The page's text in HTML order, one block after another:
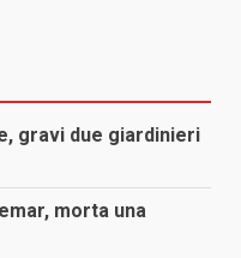
gravi due giardinieri
morta una